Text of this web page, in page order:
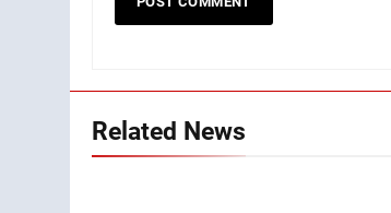
Related News